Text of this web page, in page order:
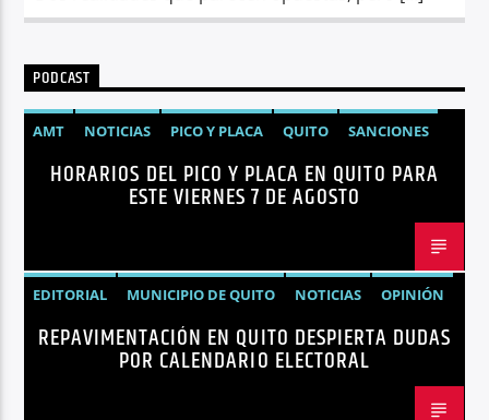
PODCAST
AMT NOTICIAS PICO Y PLACA QUITO SANCIONES
HORARIOS DEL PICO Y PLACA EN QUITO PARA
ESTE VIERNES 7 DE AGOSTO
EDITORIAL MUNICIPIO DE QUITO NOTICIAS
OPINIÓN
QUITO
REPAVIMENTACIÓN
REPAVIMENTACIÓN EN QUITO DESPIERTA DUDAS
POR CALENDARIO ELECTORAL